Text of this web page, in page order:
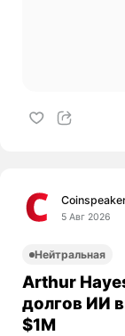
5 Авг 2026
Нейтральная
Arthur
долгов ИИ
$1M